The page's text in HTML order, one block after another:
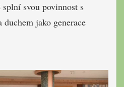
svou povinnost s
jako generace